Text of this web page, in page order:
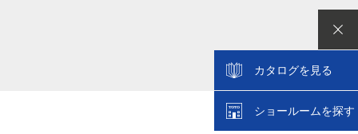
カタログを見る
ショールームを探す